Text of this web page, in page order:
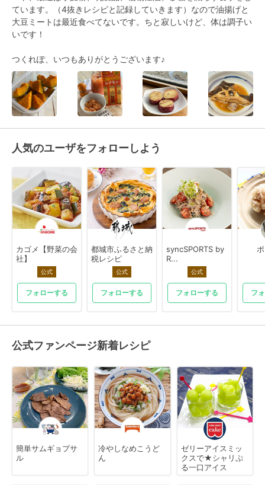
ています。（4抜きレシピと記録していきます）なので油揚げと
大豆ミートは最近食べてないです。ちと寂しいけど、体は調子い
いです！
つくれぽ、いつもありがとうございます♪
人気のユーザをフォローしよう
カゴメ【野菜の会
社】
公式
フォローする
都城市ふるさと納
税レシピ
公式
フォローする
syncSPORTS by
R...
公式
フォローする フ
公式ファンページ新着レシピ
簡単サムギョプサ
ル
冷やしなめこうど
ん
ゼリーアイスミッ
クスで★シャリぷ
る一口アイス